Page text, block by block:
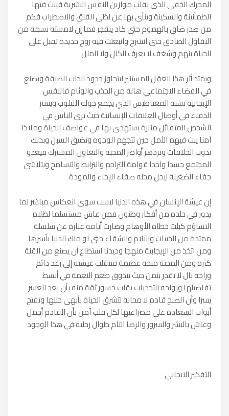
المحرك الخفي الذي يقلب موازين النفس البشرية فيبث فيها
الطمأنينة والسكينة وينأى بها عن لظى القلق والاضطراب فكم
من صدر ضاق بالهموم حتى كاد ينفجر فما إن لامسته نسمة من
التفاؤل الصادق حتى انشرح وانبعثت فيه روح جديدة تقبل على
الحياة بنهم وشغف لا يعرف الكلل ولا الملل
ويمتد أثر هذا العقل المستنير ليتجاوز حدود الذات الضيقة ويصنع
في الفضاء الاجتماعي هالة من الجذب والوئام فالنفس
الإيجابية تشبه المغناطيس الذي يجمع حوله القلوب وينشر
الدفء في أوصال العلاقات الإنسانية حيث يرى الناس في
الشخص المتفائل منارة يستهدى بها في عواصف الحياة وملاذا
آمنا يبث فيهم الأمل حين تتجهم الوجوه وتضيق السبل وبذلك
تذوب الخلافات وتزدهر أواصر المحبة والتعاون المشترك فيغدو
المجتمع جسدا واحدا قوامة التراحم والترابط والتسامح ويتلاشى
جفاء الضغينة ليحل محله صفاء الإخاء والمودة
إن عيشة الإنسان في هذه الدنيا ليست سوى انعكاس مباشر لما
يدور في خلده من أفكار وظنون فمن عاش مستسلما لظلام
التشاؤم كبلت خطاه الأوهام وصارت أيامه عبارة عن سلسلة
ممتدة من الخيبات والآلام والشقاء حتى لو ملك الدنيا بأسرها
ومن اتخذ من الإيجابية منهجا وديدنا استطاع أن يصنع من القلة
كثرة ومن المحنة منحة عظيمة فتنقلب عيشته إلى رغد دائم
وراحة بال لا تقدر بثمن حيث يتذوق طعم النعمة في أبسط
تفاصيلها ويواجه التحديات بقلب جسور ثقة منه بأن بعد العسر
يسرا وأن الصبح قادم لا محالة لتشرق الحياة بأبهى حللها وتفتح
أبواب السعادة على مصراعيها لكل قلب آمن بأن القادم أجمل
وعاش بالبشر والسرور والرضا التام طوال رحلته في هذا الوجود
التفكير الايجابي